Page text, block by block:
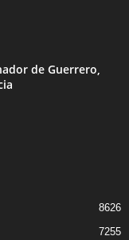
de Guerrero,
8626
7255